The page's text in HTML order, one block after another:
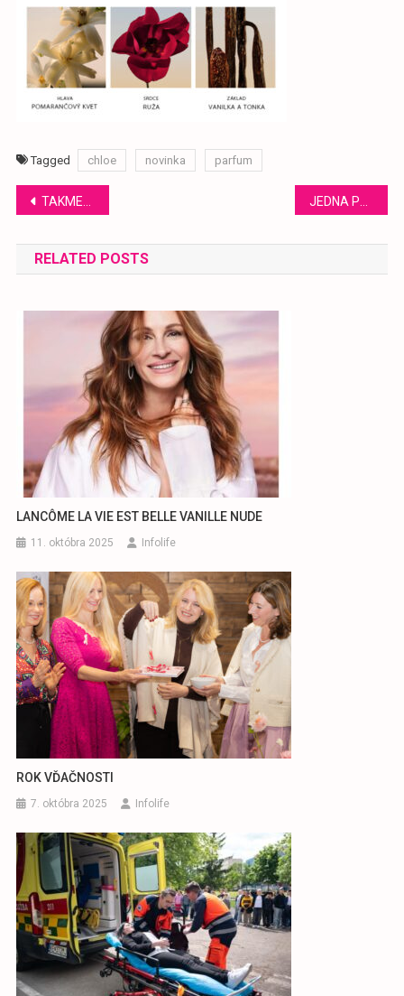
Tagged chloe novinka parfum
Navigácia
v
článku
TAKMER DOKONALÁ
RELATED POSTS
LANCÔME LA VIE EST BELLE VANILLE NUDE
11. októbra 2025 Infolife
ROK VĎAČNOSTI
7. októbra 2025 Infolife